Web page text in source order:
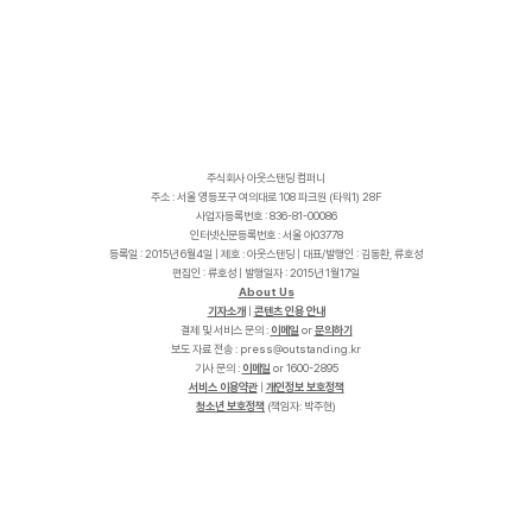
주식회사 아웃스탠딩 컴퍼니
주소 : 서울 영등포구 여의대로 108 파크원 (타워1) 28F
사업자등록번호 : 836-81-00086
인터넷신문등록번호 : 서울 아03778
등록일 : 2015년 6월4일 | 제호 : 아웃스탠딩 | 대표/발행인 : 김동환, 류호성
편집인 : 류호성 | 발행일자 : 2015년 1월17일
About Us
기자소개
콘텐츠 인용 안내
결제 및 서비스 문의 : 이메일 or문의하기
보도 자료 전송 :
r
k
.
g
n
i
d
n
a
t
s
t
u
o
@
s
s
e
r
p
기사 문의 : 이메일 or 1600-2895
서비스 이용약관| 개인정보 보호정책
청소년 보호정책 (책임자: 박주현)